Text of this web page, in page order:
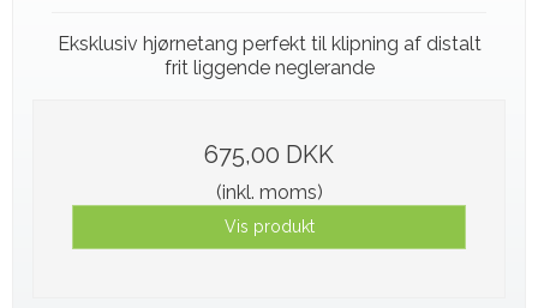
Eksklusiv hjørnetang perfekt til klipning af distalt
frit liggende neglerande
675,00 DKK
(inkl. moms)
Vis produkt